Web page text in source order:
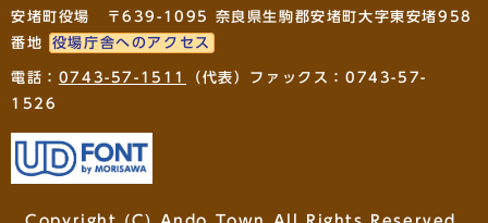
安堵町役場 〒639-1095 奈良県生駒郡安堵町大字東安堵958
番地
役場庁舎へのアクセス
電話： 0743-57-1511
（代表）ファックス：0743-57-
1526